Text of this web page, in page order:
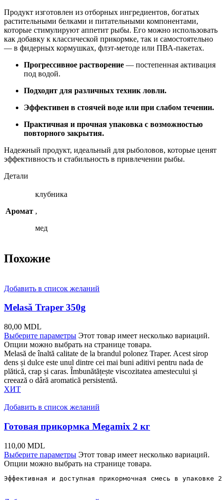
Продукт изготовлен из отборных ингредиентов, богатых
растительными белками и питательными компонентами,
которые стимулируют аппетит рыбы. Его можно использовать
как добавку к классической прикормке, так и самостоятельно
— в фидерных кормушках, флэт-методе или ПВА-пакетах.
Прогрессивное растворение — постепенная активация
под водой.
Подходит для различных техник ловли.
Эффективен в стоячей воде или при слабом течении.
Практичная и прочная упаковка с возможностью
повторного закрытия.
Надежный продукт, идеальный для рыболовов, которые ценят
эффективность и стабильность в привлечении рыбы.
Детали
Аромат
клубника
,
мед
Похожие
Добавить в список желаний
Melasă Traper 350g
80,00 MDL
Выберите параметры Этот товар имеет несколько вариаций.
Опции можно выбрать на странице товара.
Melasă de înaltă calitate de la brandul polonez Traper. Acest sirop
dens și dulce este unul dintre cei mai buni aditivi pentru nada de
plătică, crap și caras. Îmbunătățește viscozitatea amestecului și
creează o dâră aromatică persistentă.
ХИТ
Добавить в список желаний
Готовая прикормка Megamix 2 кг
110,00 MDL
Выберите параметры Этот товар имеет несколько вариаций.
Опции можно выбрать на странице товара.
Эффективная и доступная прикормочная смесь в